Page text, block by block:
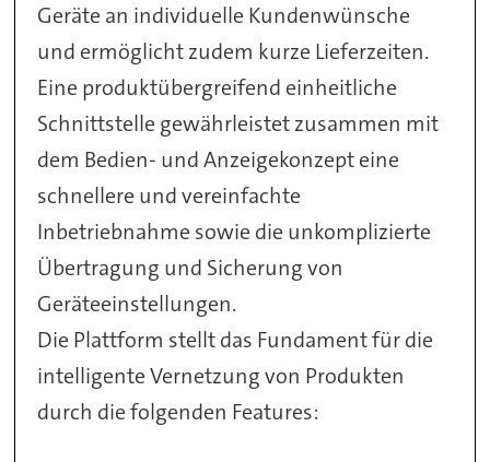
Geräte an individuelle Kundenwünsche
und ermöglicht zudem kurze Lieferzeiten.
Eine produktübergreifend einheitliche
Schnittstelle gewährleistet zusammen mit
dem Bedien- und Anzeigekonzept eine
schnellere und vereinfachte
Inbetriebnahme sowie die unkomplizierte
Übertragung und Sicherung von
Geräteeinstellungen.
Die Plattform stellt das Fundament für die
intelligente Vernetzung von Produkten
durch die folgenden Features: